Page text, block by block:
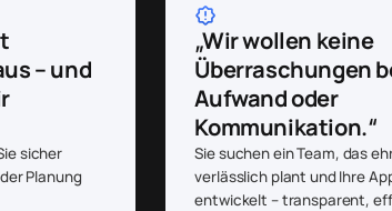
– und
sicher
Planung
brightness_alert
„Wir wollen keine
Überraschungen
Aufwand oder
Kommunikation.“
Sie suchen ein Team, das
verlässlich plant und Ihre
entwickelt – transparent,